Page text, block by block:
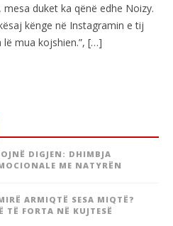
duket ka qënë edhe Noizy.
kënge në Instagramin e tij
lë mua kojshien.”, […]
DIGJEN: DHIMBJA
ME NATYRËN
ARMIQTË SESA MIQTË?
TË FORTA NË KUJTESË